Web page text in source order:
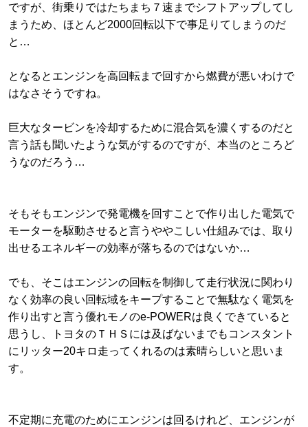
ですが、街乗りではたちまち７速までシフトアップしてし
まうため、ほとんど2000回転以下で事足りてしまうのだ
と…
となるとエンジンを高回転まで回すから燃費が悪いわけで
はなさそうですね。
巨大なタービンを冷却するために混合気を濃くするのだと
言う話も聞いたような気がするのですが、本当のところど
うなのだろう…
そもそもエンジンで発電機を回すことで作り出した電気で
モーターを駆動させると言うややこしい仕組みでは、取り
出せるエネルギーの効率が落ちるのではないか…
でも、そこはエンジンの回転を制御して走行状況に関わり
なく効率の良い回転域をキープすることで無駄なく電気を
作り出すと言う優れモノのe-POWERは良くできていると
思うし、トヨタのＴＨＳには及ばないまでもコンスタント
にリッター20キロ走ってくれるのは素晴らしいと思いま
す。
不定期に充電のためにエンジンは回るけれど、エンジンが